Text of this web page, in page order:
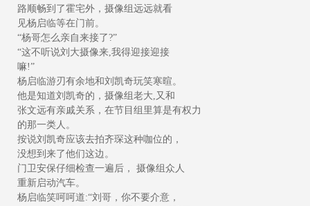
路顺畅到了霍宅外，摄像组远远就看
见杨启临等在门前。
“杨哥怎么亲自来接了?”
“这不听说刘大摄像来,我得迎接迎接
嘛!”
杨启临游刃有余地和刘凯奇玩笑寒暄。
他是知道刘凯奇的，摄像组老大,又和
张文远有亲戚关系，在节目组里算是有权力
的那一类人。
按说刘凯奇应该去拍齐琛这种咖位的，
没想到来了他们这边。
门卫安保仔细检查一遍后， 摄像组众人
重新启动汽车。
杨启临笑呵呵道:“刘哥，你不要介意，